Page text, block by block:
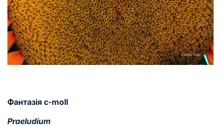
Фантазія c-moll
Praeludium